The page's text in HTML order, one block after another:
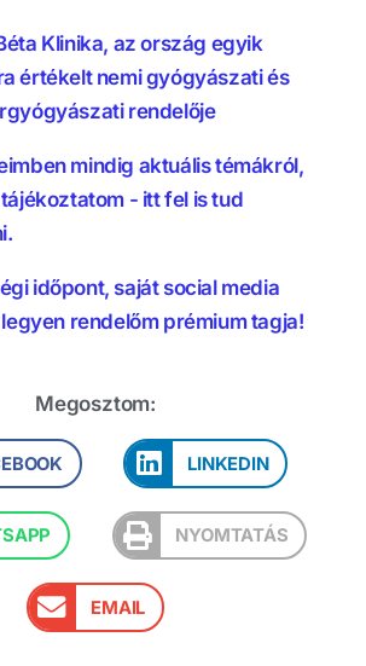
Klinika, az ország egyik
értékelt nemi gyógyászati és
rendelője
mindig aktuális témákról,
- itt fel is tud
időpont, saját social media
rendelőm prémium tagja!
Megosztom:
LINKEDIN
NYOMTATÁS
EMAIL